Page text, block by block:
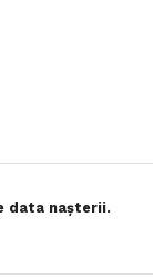
data nașterii.